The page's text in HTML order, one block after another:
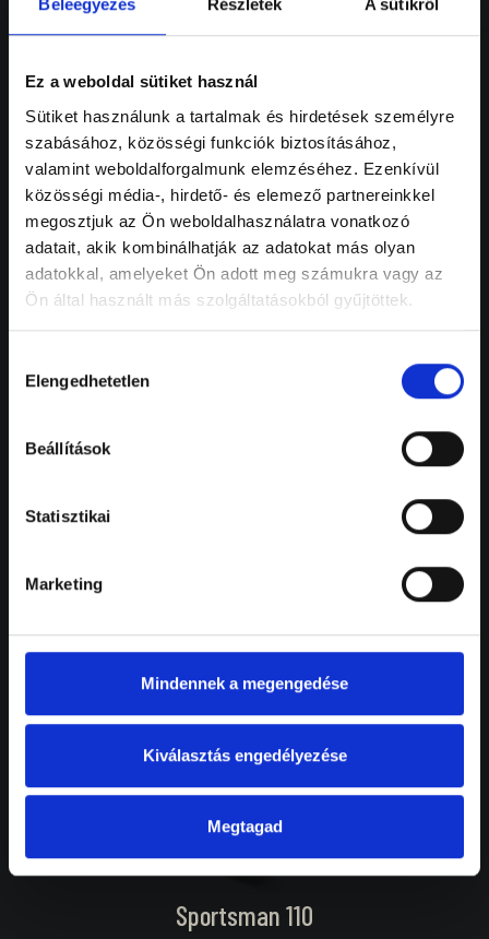
Beleegyezés Részletek A sütikről
Ez a weboldal sütiket használ
Sütiket használunk a tartalmak és hirdetések személyre
szabásához, közösségi funkciók biztosításához,
valamint weboldalforgalmunk elemzéséhez. Ezenkívül
közösségi média-, hirdető- és elemező partnereinkkel
megosztjuk az Ön weboldalhasználatra vonatkozó
adatait, akik kombinálhatják az adatokat más olyan
adatokkal, amelyeket Ön adott meg számukra vagy az
Ön által használt más szolgáltatásokból gyűjtöttek.
kiválasztása
Elengedhetetlen
Beállítások
Statisztikai
Marketing
Mindennek a megengedése
Kiválasztás engedélyezése
Megtagad
Outlaw 70
Induló ár1 599 000 Ft
Sportsman 110